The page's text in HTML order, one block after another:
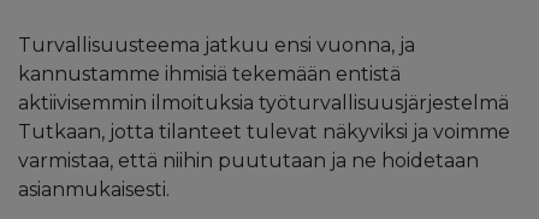
Turvallisuusteema jatkuu ensi vuonna, ja
kannustamme ihmisiä tekemään entistä
aktiivisemmin ilmoituksia työturvallisuusjärjestelmä
Tutkaan, jotta tilanteet tulevat näkyviksi ja voimme
varmistaa, että niihin puututaan ja ne hoidetaan
asianmukaisesti.